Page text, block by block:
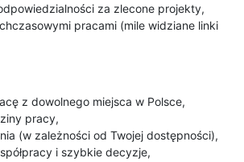
za zlecone projekty,
pracami (mile widziane linki
z dowolnego miejsca w Polsce,
pracy,
(w zależności od Twojej dostępności),
i szybkie decyzje,